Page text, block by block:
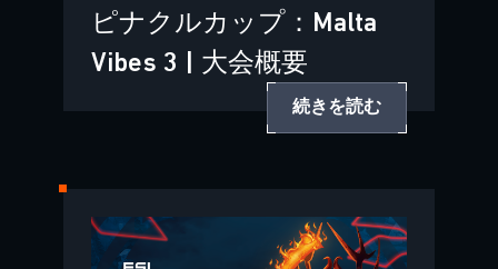
ピナクルカップ：Malta
Vibes 3 | 大会概要
続きを読む